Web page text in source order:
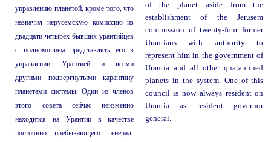
управлению планетой, кроме того, что
назначил иерусемскую комиссию из
двадцати четырех бывших урантийцев
с полномочием представлять его в
управлении Урантией и всеми
другими подвергнутыми карантину
планетами системы. Один из членов
этого совета сейчас неизменно
находится на Урантии в качестве
постоянно пребывающего генерал-
of the planet aside from the
establishment of the Jerusem
commission of twenty-four former
Urantians with authority to
represent him in the government of
Urantia and all other quarantined
planets in the system. One of this
council is now always resident on
Urantia as resident governor
general.